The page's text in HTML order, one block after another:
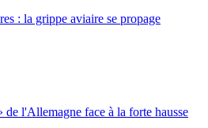
: la grippe aviaire se propage
de l'Allemagne face à la forte hausse